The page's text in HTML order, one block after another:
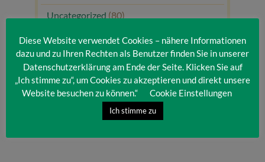
Uncategorized (80)
Unsere Gäste(1)
Diese Website verwendet Cookies – nähere Informationen
dazu und zu Ihren Rechten als Benutzer finden Sie in unserer
Datenschutzerklärung am Ende der Seite. Klicken Sie auf
„Ich stimme zu“, um Cookies zu akzeptieren und direkt unsere
Website besuchen zu können.“
Cookie Einstellungen
Ich stimme zu